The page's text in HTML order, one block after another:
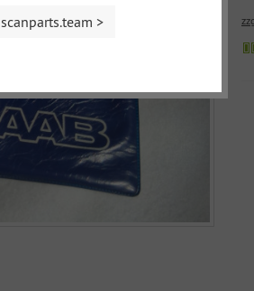
scanparts.team >